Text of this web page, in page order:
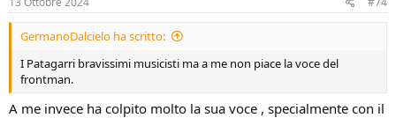
GermanoDalcielo ha scritto:
I Patagarri bravissimi musicisti ma a me non piace la voce del
frontman.
A me invece ha colpito molto la sua voce , specialmente con il